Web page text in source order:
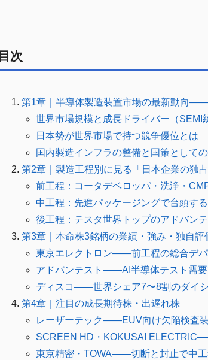
目次
第1章｜半導体製造装置市場の最新動向
世界市場規模と成長ドライバー（SEMI
日本勢が世界市場で持つ競争優位とは
国内製造インフラの整備と国策として
第2章｜製造工程別に見る「日本企業の独占
前工程：コータデベロッパ・洗浄・
中工程：先進パッケージングで台頭す
後工程：テスタ世界トップのアドバン
第3章｜本命株3銘柄の業績・強み・独自評
東京エレクトロン——前工程の総合デ
アドバンテスト——AI半導体テスト需
ディスコ——世界シェア7〜8割のダイ
第4章｜注目の成長期待株・出遅れ株
レーザーテック——EUV向け欠陥検査
SCREEN HD・KOKUSAI
東京精密・TOWA——切断と封止で中